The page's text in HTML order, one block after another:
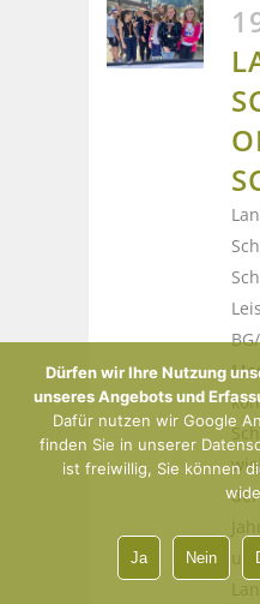
Dürfen wir Ihre Nutzung
unseres Angebots und
Dafür nutzen wir Google
finden Sie in unserer
ist freiwillig, Sie können
Ja Nein